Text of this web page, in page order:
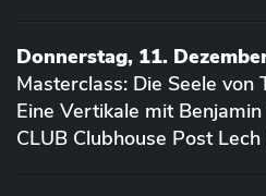
Donnerstag, 11.
Masterclass: Die Seele von
Eine Vertikale mit
CLUB Clubhouse Post